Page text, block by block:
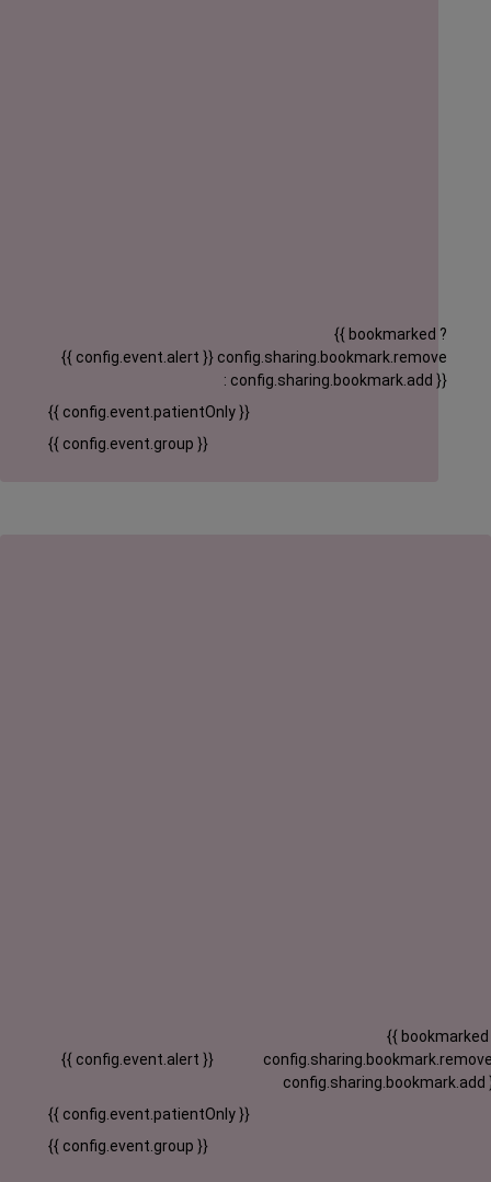
{{ config.event.alert }}
{{ bookmarked ?
config.sharing.bookmark.remove
: config.sharing.bookmark.add }}
{{ config.event.patientOnly }}
{{ config.event.group }}
{{ config.event.alert }}
{{ bookmarked
config.sharing.bookmark.add
{{ config.event.patientOnly }}
{{ config.event.group }}